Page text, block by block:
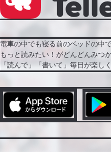
電車の中でも寝る前のベッドの中
もっと読みたい！がどんどんみつか
「読んで」「書いて」毎日が楽し